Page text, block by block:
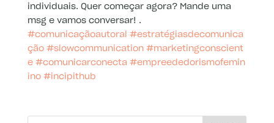
individuais. Quer começar agora? Mande uma
msg e vamos conversar! .
#comunicaçãoautoral
#estratégiasdecomunica
ção #slowcommunication #marketingconscient
e #comunicarconecta #empreededorismofemin
ino #incipithub